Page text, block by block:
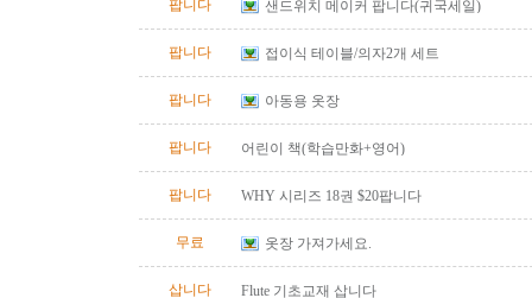
팝니다 샌드위치 메이커 팝니다(귀국세일)
팝니다 접이식 테이블/의자2개 세트
팝니다 아동용 옷장
팝니다 어린이 책(학습만화+영어)
팝니다 WHY 시리즈 18권 $20팝니다
무료 옷장 가져가세요.
삽니다 Flute 기초교재 삽니다